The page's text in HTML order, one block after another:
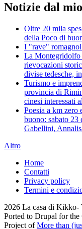
Notizie dal
Oltre 20 mila
della Poco di
I "rave"
La Montegridolfo
rievocazioni
divise tedesche,
Turismo e
provincia di
cinesi interessati
Poesia a km zero
buono: sabato
Gabellini,
Altro
Home
Contatti
Privacy policy
Termini e
2026 La casa di Kikko-
Ported to Drupal for
Project ofMore than